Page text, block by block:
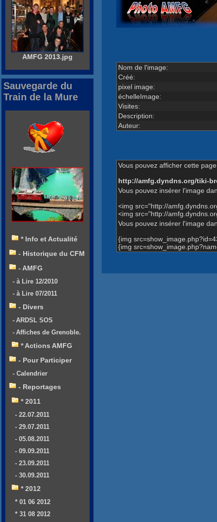
Nom de l'image:
Créé:
pixel image:
échelleImage:
Visites:
Description:
Auteur:
Vous pouvez afficher cette
http://amfg.dyndns.org/tiki-
Vous pouvez insérer l'image
<img src="http://
<img src="http://
Vous pouvez insérer l'image
{img
{img
AMFG 2013.jpg
Sauvegarde du
Train de la Mure
* Info et Actualité
- Historique du CFM
- AMFG
- à Lire 12/2010
- à Lire 07/2011
- Divers
- ARDSL SOS
- Affiches de Grenoble.
* Actions AMFG
- Pour Participer
- Calendrier
- Reportages
* 2011
- 22.07.2011
- 29.07.2011
- 05.08.2011
- 09.09.2011
- 23.09.2011
- 30.09.2011
* 2012
* 01 06 2012
* 31 08 2012